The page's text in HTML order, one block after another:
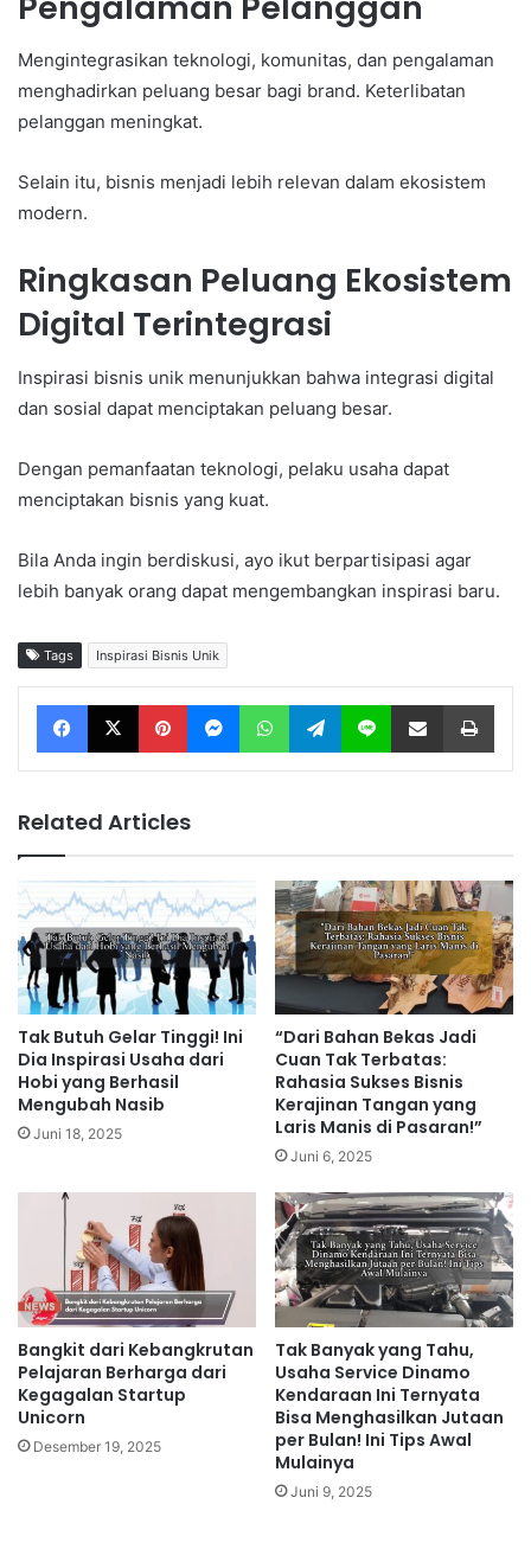
Mengintegrasikan teknologi, komunitas, dan pengalaman
menghadirkan peluang besar bagi brand. Keterlibatan
pelanggan meningkat.
Selain itu, bisnis menjadi lebih relevan dalam ekosistem
modern.
Ringkasan Peluang Ekosistem
Digital Terintegrasi
Inspirasi bisnis unik menunjukkan bahwa integrasi digital
dan sosial dapat menciptakan peluang besar.
Dengan pemanfaatan teknologi, pelaku usaha dapat
menciptakan bisnis yang kuat.
Bila Anda ingin berdiskusi, ayo ikut berpartisipasi agar
lebih banyak orang dapat mengembangkan inspirasi baru.
Tags Inspirasi Bisnis Unik
Facebook X Pinterest Messenger WhatsApp Telegram Line Share via Email
Related Articles
Tak Butuh Gelar Tinggi! Ini
Dia Inspirasi Usaha dari
Hobi yang Berhasil
Mengubah Nasib
Juni 18, 2025
“Dari Bahan Bekas Jadi
Cuan Tak Terbatas:
Rahasia Sukses Bisnis
Kerajinan Tangan yang
Laris Manis di Pasaran!”
Juni 6, 2025
Bangkit dari Kebangkrutan
Pelajaran Berharga dari
Kegagalan Startup
Unicorn
Desember 19, 2025
Tak Banyak yang Tahu,
Usaha Service Dinamo
Kendaraan Ini Ternyata
Bisa Menghasilkan Jutaan
per Bulan! Ini Tips Awal
Mulainya
Juni 9, 2025